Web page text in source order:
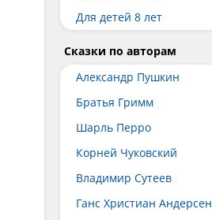
Для детей 8 лет
Сказки по авторам
Александр Пушкин
Братья Гримм
Шарль Перро
Корней Чуковский
Владимир Сутеев
Ганс Христиан Андерсен